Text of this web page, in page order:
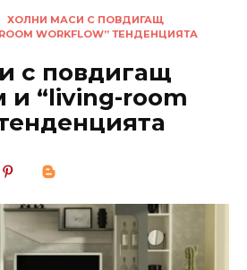
ХОЛНИ МАСИ С ПОВДИГАЩ
WORKFLOW” ТЕНДЕНЦИЯТА
с повдигащ
и “living-room